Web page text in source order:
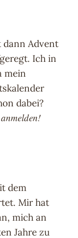
dann Advent
Ich in
mein
dabei?
!
dem
Mir hat
mich an
Jahre zu